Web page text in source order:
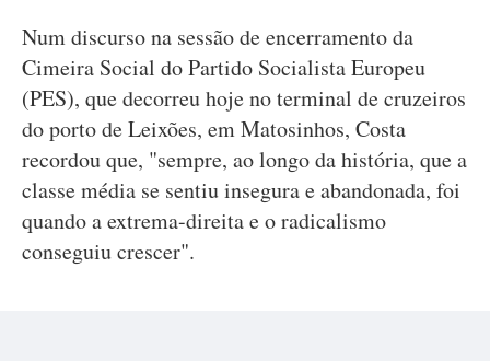
Num discurso na sessão de encerramento da
Cimeira Social do Partido Socialista Europeu
(PES), que decorreu hoje no terminal de cruzeiros
do porto de Leixões, em Matosinhos, Costa
recordou que, "sempre, ao longo da história, que a
classe média se sentiu insegura e abandonada, foi
quando a extrema-direita e o radicalismo
conseguiu crescer".